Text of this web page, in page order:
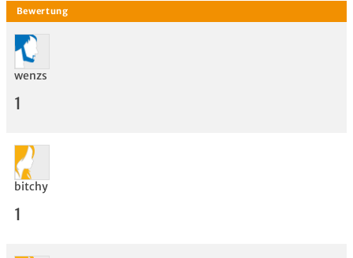
wenzs
1
bitchy
1